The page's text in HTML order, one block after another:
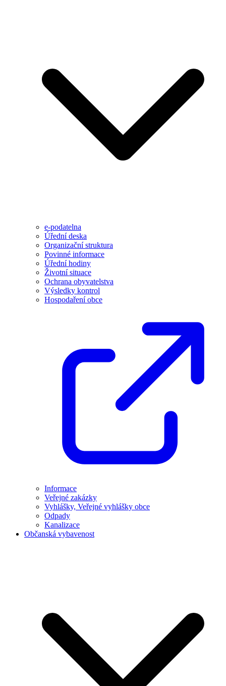
e-podatelna
Úřední deska
Organizační struktura
Povinné informace
Úřední hodiny
Životní situace
Ochrana obyvatelstva
Výsledky kontrol
Hospodaření obce
Informace
Veřejné zakázky
Vyhlášky, Veřejné vyhlášky obce
Odpady
Kanalizace
Občanská vybavenost